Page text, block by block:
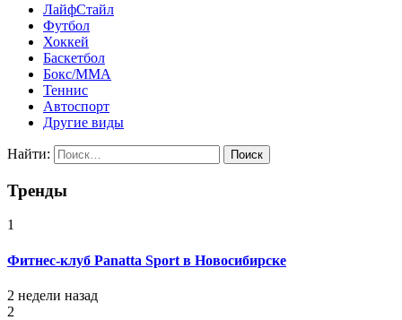
ЛайфСтайл
Футбол
Хоккей
Баскетбол
Бокс/MMA
Теннис
Автоспорт
Другие виды
Найти:
Тренды
1
Фитнес-клуб Panatta Sport в Новосибирске
2 недели назад
2